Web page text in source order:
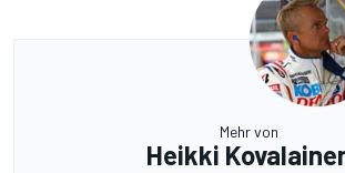
Mehr von
Heikki